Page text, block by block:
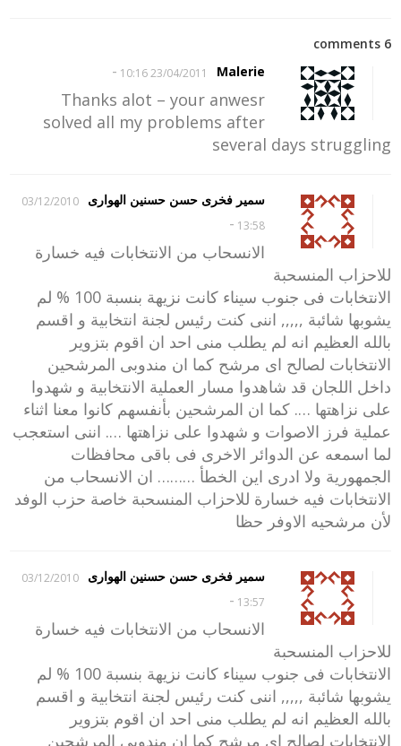
6 comments
Malerie
23/04/2011 10:16
-
Thanks alot – your anwesr
solved all my problems after
several days struggling
سمير فخرى حسن حسنين الهوارى
03/12/2010
13:58
-
الانسحاب من الانتخابات فيه خسارة
للاحزاب المنسحبة
الانتخابات فى جنوب سيناء كانت نزيهة بنسبة 100 % لم
يشوبها شائبة ,,,,, اننى كنت رئيس لجنة انتخابية و اقسم
بالله العظيم انه لم يطلب منى احد ان اقوم بتزوير
الانتخابات لصالح اى مرشح كما ان مندوبى المرشحين
داخل اللجان قد شاهدوا مسار العملية الانتخابية و شهدوا
على نزاهتها …. كما ان المرشحين بأنفسهم كانوا معنا اثناء
عملية فرز الاصوات و شهدوا على نزاهتها …. اننى استعجب
لما اسمعه عن الدوائر الاخرى فى باقى محافظات
الجمهورية ولا ادرى اين الخطأ ……… ان الانسحاب من
الانتخابات فيه خسارة للاحزاب المنسحبة خاصة حزب الوفد
لأن مرشحيه الاوفر حظا
سمير فخرى حسن حسنين الهوارى
03/12/2010
13:57
-
الانسحاب من الانتخابات فيه خسارة
للاحزاب المنسحبة
الانتخابات فى جنوب سيناء كانت نزيهة بنسبة 100 % لم
يشوبها شائبة ,,,,, اننى كنت رئيس لجنة انتخابية و اقسم
بالله العظيم انه لم يطلب منى احد ان اقوم بتزوير
الانتخابات لصالح اى مرشح كما ان مندوبى المرشحين